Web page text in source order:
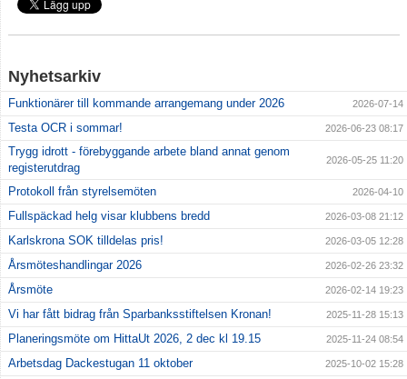
Nyhetsarkiv
Funktionärer till kommande arrangemang under 2026 2026-07-14
Testa OCR i sommar! 2026-06-23 08:17
Trygg idrott - förebyggande arbete bland annat genom
registerutdrag
2026-05-25 11:20
Protokoll från styrelsemöten 2026-04-10
Fullspäckad helg visar klubbens bredd 2026-03-08 21:12
Karlskrona SOK tilldelas pris! 2026-03-05 12:28
Årsmöteshandlingar 2026 2026-02-26 23:32
Årsmöte 2026-02-14 19:23
Vi har fått bidrag från Sparbanksstiftelsen Kronan! 2025-11-28 15:13
Planeringsmöte om HittaUt 2026, 2 dec kl 19.15 2025-11-24 08:54
Arbetsdag Dackestugan 11 oktober 2025-10-02 15:28